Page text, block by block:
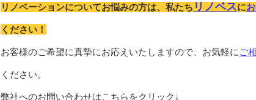
リノベーションについてお悩みの方は、私たち リノベスに
ください！
お客様のご希望に真摯にお応えいたしますので、お気軽に ご
ください。
弊社へのお問い合わせはこちらをクリック↓